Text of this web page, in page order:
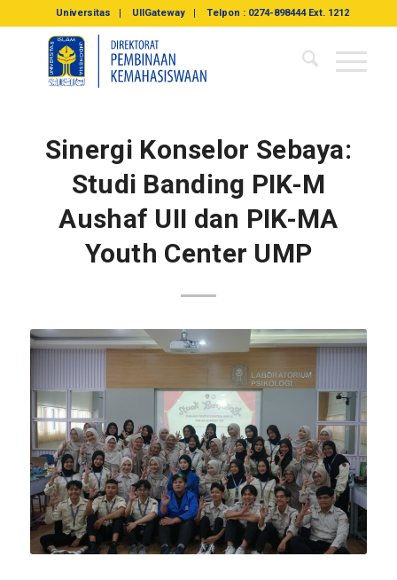
Universitas UIIGateway Telpon : 0274-898444 Ext. 1212
Sinergi Konselor Sebaya:
Studi Banding PIK-M
Aushaf UII dan PIK-MA
Youth Center UMP